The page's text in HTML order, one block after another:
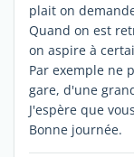
plait on
Quand on est
on aspire à
Par exemple ne
gare, d'une
J'espère que
Bonne journée.